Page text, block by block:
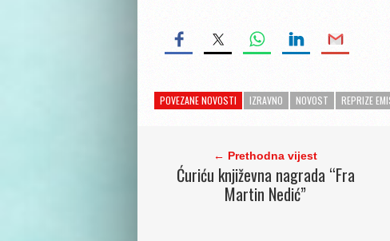
POVEZANE NOVOSTI IZRAVNO NOVOST REPRIZE
← Prethodna vijest
Ćuriću književna nagrada “Fra
Martin Nedić”